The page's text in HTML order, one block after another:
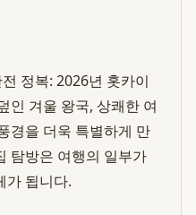
정복: 2026년 홋카이
인 겨울 왕국, 상쾌한 여
경을 더욱 특별하게 만
탐방은 여행의 일부가
가 됩니다.